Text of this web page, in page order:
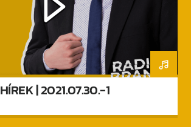
HÍREK | 2021.07.30.-1